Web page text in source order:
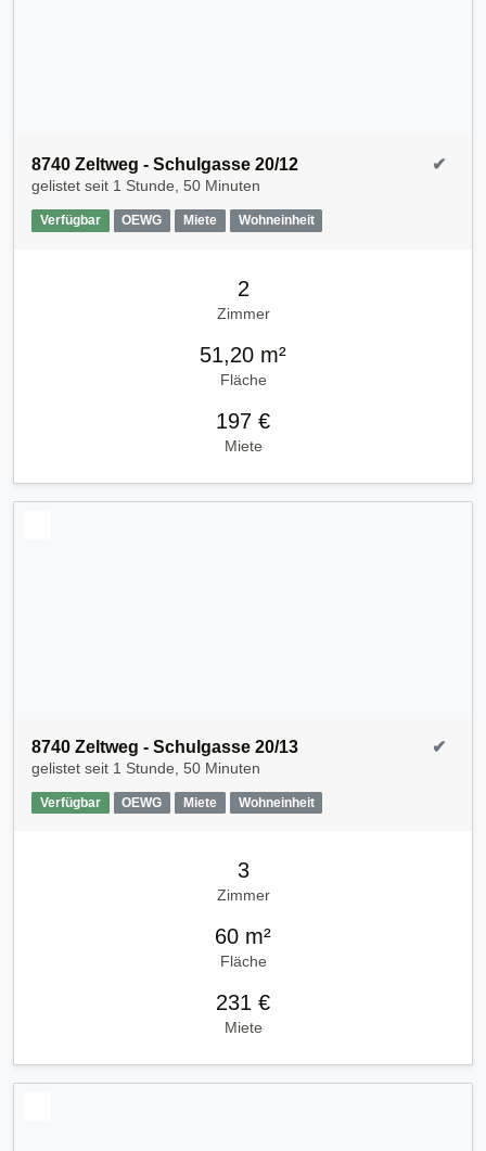
8740 Zeltweg - Schulgasse 20/12
gelistet seit 1 Stunde, 50 Minuten
Verfügbar OEWG Miete Wohneinheit
✔
2
Zimmer
51,20 m²
Fläche
197 €
Miete
8740 Zeltweg - Schulgasse 20/13
gelistet seit 1 Stunde, 50 Minuten
Verfügbar OEWG Miete Wohneinheit
✔
3
Zimmer
60 m²
Fläche
231 €
Miete